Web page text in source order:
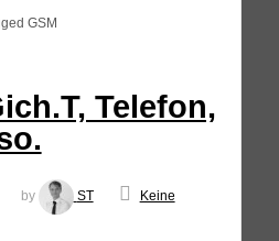
GSM
Telefon,
by ST
Keine